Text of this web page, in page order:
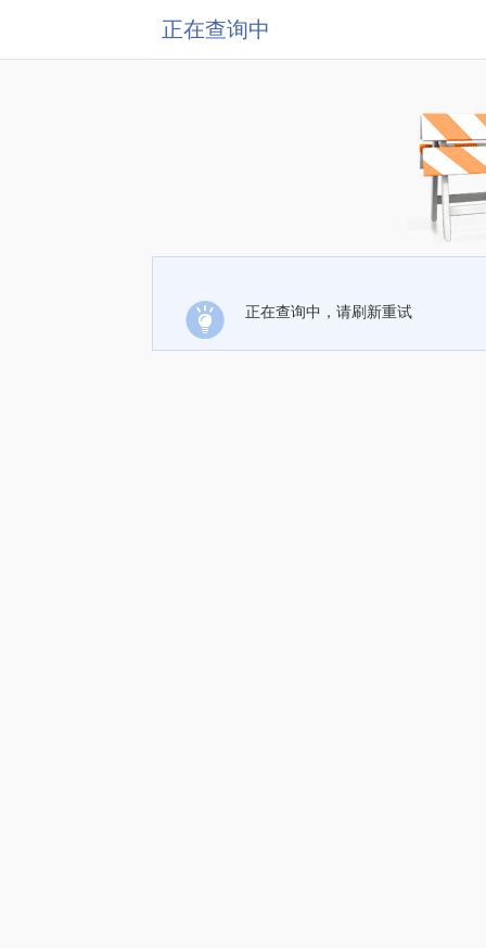
正在查询中
正在查询中，请刷新重试